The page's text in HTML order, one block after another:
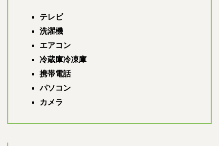
テレビ
洗濯機
エアコン
冷蔵庫冷凍庫
携帯電話
パソコン
カメラ